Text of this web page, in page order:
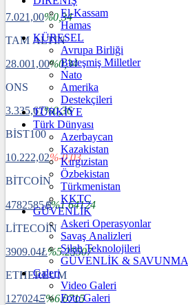
7.021,00%0,34
TAM ALTIN
28.001,00%0,34
ONS
3.335,67%0,36
BİST100
10.222,02%-0,03
BİTCOİN
4782585฿%1.64124
LİTECOİN
3909.04Ł%5.25507
ETHEREUM
127024Ξ%6.0715
El-Kassam
Hamas
KÜRESEL
Avrupa Birliği
Birleşmiş Milletler
Nato
Amerika
Destekçileri
TÜRKİYE
Türk Dünyası
Azerbaycan
Kazakistan
Kırgızistan
Özbekistan
Türkmenistan
KKTC
GÜVENLİK
Askeri Operasyonlar
Savaş Analizleri
Silah Teknolojileri
GÜVENLİK & SAVUNMA
Galeri
Video Galeri
Foto Galeri